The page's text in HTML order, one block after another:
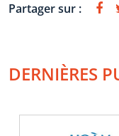
Partager sur :
DERNIÈRES